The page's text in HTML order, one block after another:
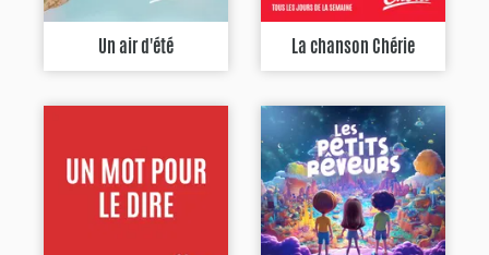
Un air d'été La chanson Chérie